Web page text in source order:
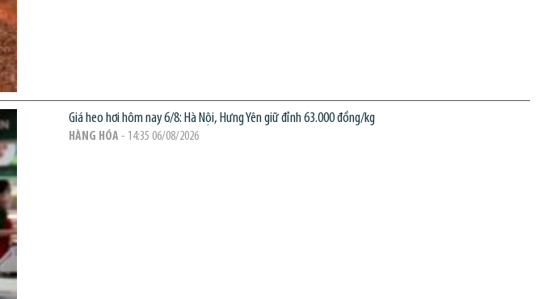
Giá heo hơi hôm nay 6/8: Hà Nội, Hưng Yên giữ đỉnh 63.000 đồng/kg
HÀNG HÓA - 14:35 06/08/2026